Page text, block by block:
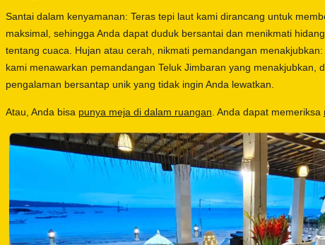
Santai dalam kenyamanan: Teras tepi laut kami dirancang untuk
maksimal, sehingga Anda dapat duduk bersantai dan menikmati
tentang cuaca. Hujan atau cerah, nikmati pemandangan
kami menawarkan pemandangan Teluk Jimbaran yang menakjubkan,
pengalaman bersantap unik yang tidak ingin Anda lewatkan.
Atau, Anda bisa punya meja di dalam ruangan . Anda dapat memeriksa